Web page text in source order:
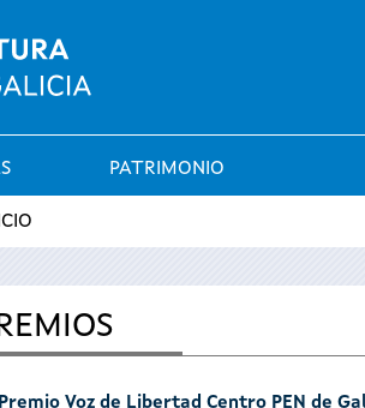
PATRIMONIO
Voz de Libertad Centro PEN de